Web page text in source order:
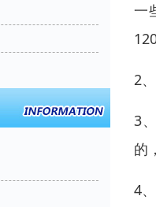
一
2
3
的
4